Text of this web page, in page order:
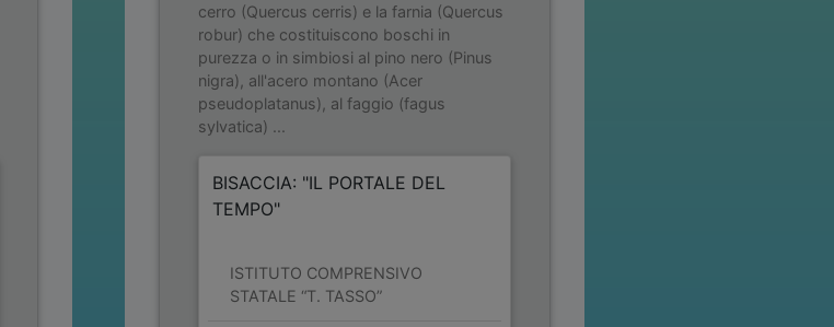
cerro (Quercus cerris) e la farnia (Quercus
robur) che costituiscono boschi in
purezza o in simbiosi al pino nero (Pinus
nigra), all'acero montano (Acer
pseudoplatanus), al faggio (fagus
sylvatica) ...
BISACCIA: "IL PORTALE DEL
TEMPO"
ISTITUTO COMPRENSIVO
STATALE “T. TASSO”